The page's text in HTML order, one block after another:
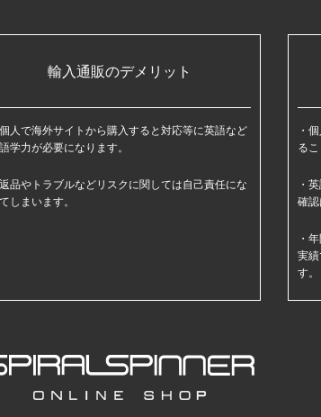
輸入通販のデメリット
個人で海外サイトから購入すると対応等に英語など
学力が必要になります。
返品やトラブルなどリスクに関しては自己責任にな
しまいます。
る
確
実
す。